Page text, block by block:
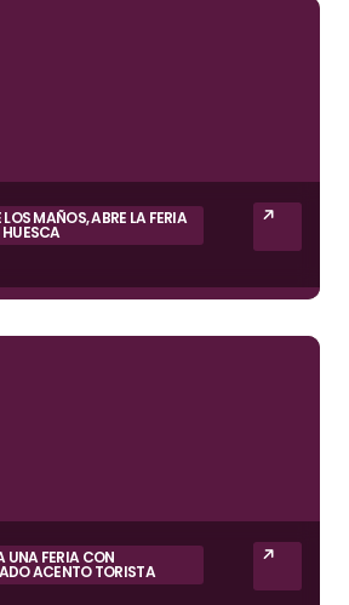
MAÑOS, ABRE LA FERIA
HUESCA
UNA FERIA CON
ACENTO TORISTA